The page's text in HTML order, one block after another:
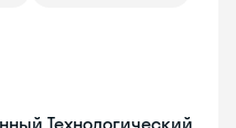
Технологический